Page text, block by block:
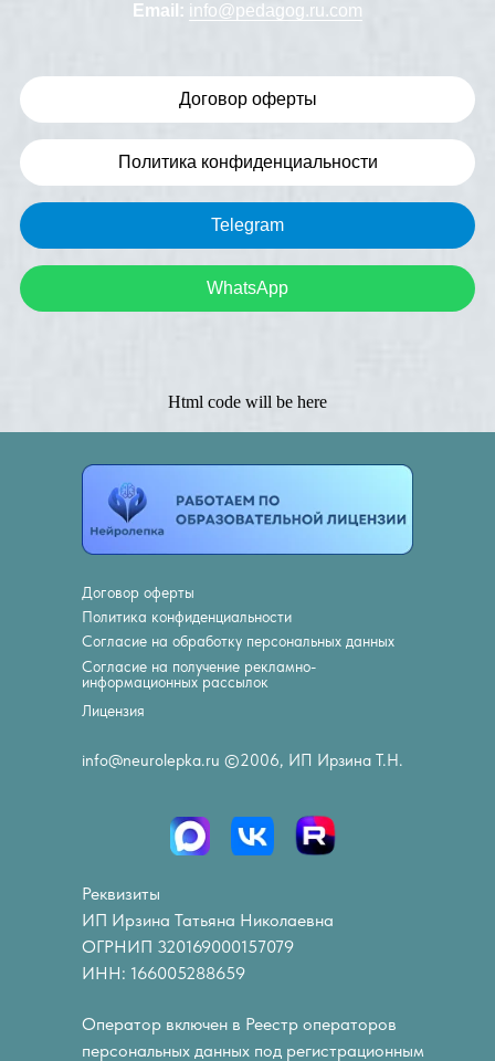
Email: info@pedagog.ru.com
Договор оферты
Политика конфиденциальности
Telegram
WhatsApp
Html code will be here
Договор оферты
Политика конфиденциальности
Согласие на обработку персональных данных
Согласие на получение рекламно-
информационных рассылок
Реквизиты
ИП Ирзина Татьяна Николаевна
ОГРНИП 320169000157079
ИНН: 166005288659
info@neurolepka.ru ©2006, ИП Ирзина Т.Н.
Оператор включен в Реестр операторов
персональных данных под регистрационным
Лицензия